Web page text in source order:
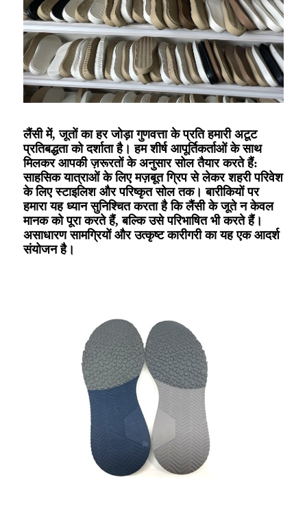
लैंसी में, जूतों का हर जोड़ा गुणवत्ता के प्रति हमारी अटूट
प्रतिबद्धता को दर्शाता है। हम शीर्ष आपूर्तिकर्ताओं के साथ
मिलकर आपकी ज़रूरतों के अनुसार सोल तैयार करते हैं:
साहसिक यात्राओं के लिए मज़बूत ग्रिप से लेकर शहरी परिवेश
के लिए स्टाइलिश और परिष्कृत सोल तक। बारीकियों पर
हमारा यह ध्यान सुनिश्चित करता है कि लैंसी के जूते न केवल
मानक को पूरा करते हैं, बल्कि उसे परिभाषित भी करते हैं।
असाधारण सामग्रियों और उत्कृष्ट कारीगरी का यह एक आदर्श
संयोजन है।